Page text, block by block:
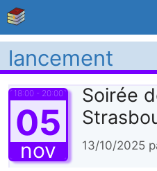
Aller
au
contenu
lancement
18:00 - 20:00
05
nov
Soirée
13/10/2025